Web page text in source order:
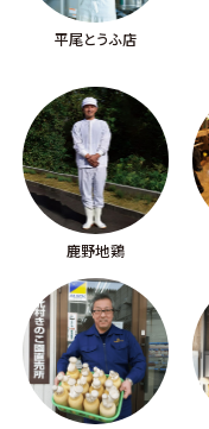
平尾とうふ店
鹿野地鶏